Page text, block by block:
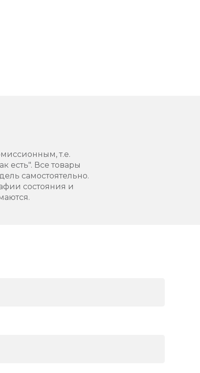
т.е.
есть". Все товары
самостоятельно.
состояния и